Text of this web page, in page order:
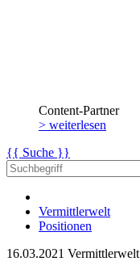
Content-Partner
> weiterlesen
{{ Suche }}
Vermittlerwelt
Positionen
16.03.2021 Vermittlerwelt